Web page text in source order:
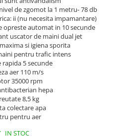
de zgomot la 1 metru- 78 db
ii (nu necesita impamantare)
opreste automat in 10 secunde
uscator de maini dual jet
si igiena sporita
pentru trafic intens
rapida 5 secunde
aer 110 m/s
35000 rpm
hepa
8,5 kg
colectare apa
pentru aer
IN STOC